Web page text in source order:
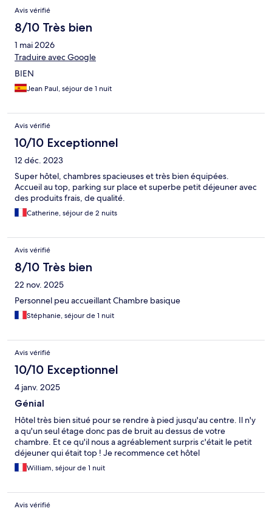
Avis vérifié
8/10 Très bien
1 mai 2026
Traduire avec Google
BIEN
Jean Paul, séjour de 1 nuit
Avis vérifié
10/10 Exceptionnel
12 déc. 2023
Super hôtel, chambres spacieuses et très bien équipées.
Accueil au top, parking sur place et superbe petit déjeuner avec
des produits frais, de qualité.
Catherine, séjour de 2 nuits
Avis vérifié
8/10 Très bien
22 nov. 2025
Personnel peu accueillant Chambre basique
Stéphanie, séjour de 1 nuit
Avis vérifié
10/10 Exceptionnel
4 janv. 2025
Génial
Hôtel très bien situé pour se rendre à pied jusqu'au centre. Il n'y
a qu'un seul étage donc pas de bruit au dessus de votre
chambre. Et ce qu'il nous a agréablement surpris c'était le petit
déjeuner qui était top ! Je recommence cet hôtel
William, séjour de 1 nuit
Avis vérifié